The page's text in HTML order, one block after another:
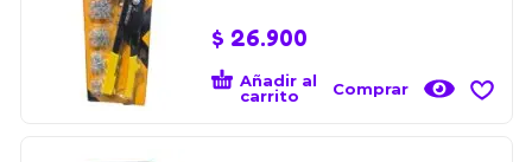
$ 26.900
Añadir al
carrito
Comprar